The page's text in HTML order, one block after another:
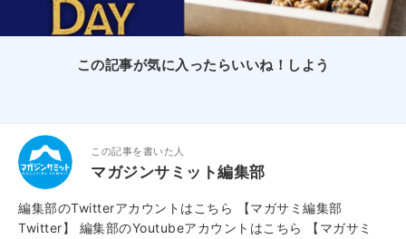
この記事が気に入ったらいいね！しよう
この記事を書いた人
マガジンサミット編集部
編集部のTwitterアカウントはこちら
【マガサミ編集部
Twitter】
編集部のYoutubeアカウントはこちら 【マガサミ